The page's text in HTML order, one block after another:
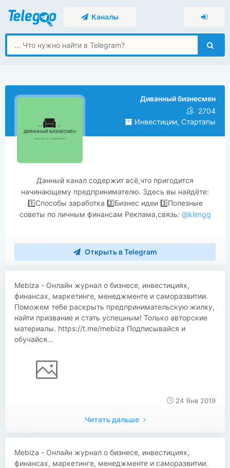
Каналы
Диванный бизнесмен
2704
Инвестиции, Стартапы
Данный канал содержит всё,что пригодится
начинающему предпринимателю. Здесь вы найдёте:
1️⃣Способы заработка 2️⃣Бизнес идеи 3️⃣Полезные
советы по личным финансам Реклама,связь: @klimgg
Открыть в Telegram
Mebiza - Онлайн журнал о бизнесе, инвестициях,
финансах, маркетинге, менеджменте и саморазвитии.
Поможем тебе раскрыть предпринимательскую жилку,
найти призвание и стать успешным! Только авторские
материалы. https://t.me/mebiza Подписывайся и
обучайся...
24 Янв 2019
Читать дальше
Mebiza - Онлайн журнал о бизнесе, инвестициях,
финансах, маркетинге, менеджменте и саморазвитии.